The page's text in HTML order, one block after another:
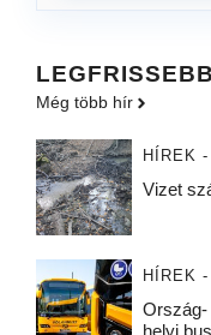
Még több hír
HÍREK
Vizet
HÍREK
Ország-